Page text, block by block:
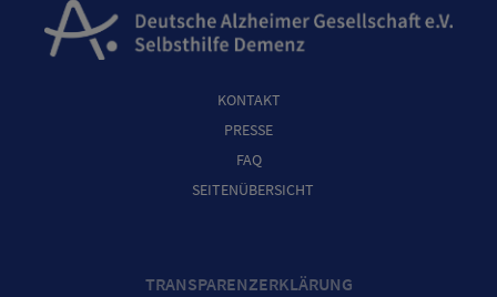
KONTAKT
PRESSE
FAQ
SEITENÜBERSICHT
TRANSPARENZERKLÄRUNG